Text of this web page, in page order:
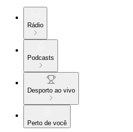
Rádio
Podcasts
Desporto ao vivo
Perto de você